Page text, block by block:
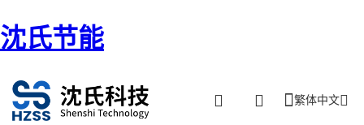
沈氏节能
繁体中文